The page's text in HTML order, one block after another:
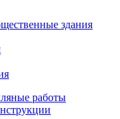
здания
работы